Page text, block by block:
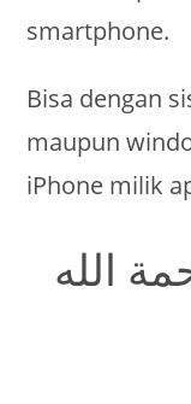
smartphone.
Bisa dengan
maupun
iPhone milik
الله